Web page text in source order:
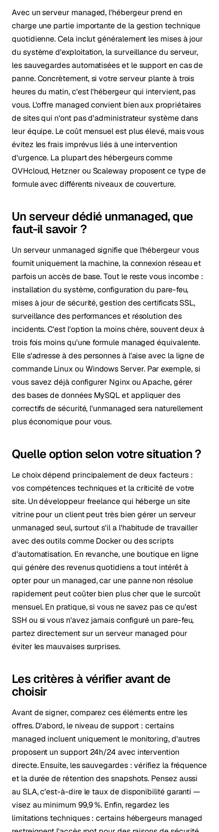
Avec un serveur managed, l'hébergeur prend en
charge une partie importante de la gestion technique
quotidienne. Cela inclut généralement les mises à jour
du système d'exploitation, la surveillance du serveur,
les sauvegardes automatisées et le support en cas de
panne. Concrètement, si votre serveur plante à trois
heures du matin, c'est l'hébergeur qui intervient, pas
vous. L'offre managed convient bien aux propriétaires
de sites qui n'ont pas d'administrateur système dans
leur équipe. Le coût mensuel est plus élevé, mais vous
évitez les frais imprévus liés à une intervention
d'urgence. La plupart des hébergeurs comme
OVHcloud, Hetzner ou Scaleway proposent ce type de
formule avec différents niveaux de couverture.
Un serveur dédié unmanaged, que
faut-il savoir ?
Un serveur unmanaged signifie que l'hébergeur vous
fournit uniquement la machine, la connexion réseau et
parfois un accès de base. Tout le reste vous incombe :
installation du système, configuration du pare-feu,
mises à jour de sécurité, gestion des certificats SSL,
surveillance des performances et résolution des
incidents. C'est l'option la moins chère, souvent deux à
trois fois moins qu'une formule managed équivalente.
Elle s'adresse à des personnes à l'aise avec la ligne de
commande Linux ou Windows Server. Par exemple, si
vous savez déjà configurer Nginx ou Apache, gérer
des bases de données MySQL et appliquer des
correctifs de sécurité, l'unmanaged sera naturellement
plus économique pour vous.
Quelle option selon votre situation ?
Le choix dépend principalement de deux facteurs :
vos compétences techniques et la criticité de votre
site. Un développeur freelance qui héberge un site
vitrine pour un client peut très bien gérer un serveur
unmanaged seul, surtout s'il a l'habitude de travailler
avec des outils comme Docker ou des scripts
d'automatisation. En revanche, une boutique en ligne
qui génère des revenus quotidiens a tout intérêt à
opter pour un managed, car une panne non résolue
rapidement peut coûter bien plus cher que le surcoût
mensuel. En pratique, si vous ne savez pas ce qu'est
SSH ou si vous n'avez jamais configuré un pare-feu,
partez directement sur un serveur managed pour
éviter les mauvaises surprises.
Les critères à vérifier avant de
choisir
Avant de signer, comparez ces éléments entre les
offres. D'abord, le niveau de support : certains
managed incluent uniquement le monitoring, d'autres
proposent un support 24h/24 avec intervention
directe. Ensuite, les sauvegardes : vérifiez la fréquence
et la durée de rétention des snapshots. Pensez aussi
au SLA, c'est-à-dire le taux de disponibilité garanti —
visez au minimum 99,9 %. Enfin, regardez les
limitations techniques : certains hébergeurs managed